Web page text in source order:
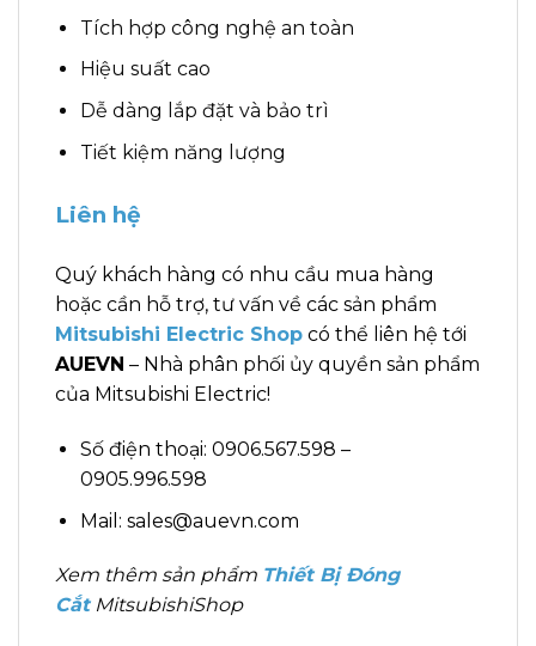
Tích hợp công nghệ an toàn
Hiệu suất cao
Dễ dàng lắp đặt và bảo trì
Tiết kiệm năng lượng
Liên hệ
Quý khách hàng có nhu cầu mua hàng
hoặc cần hỗ trợ, tư vấn về các sản phẩm
Mitsubishi Electric Shop có thể liên hệ tới
AUEVN – Nhà phân phối ủy quyền sản phẩm
của Mitsubishi Electric!
Số điện thoại: 0906.567.598 –
0905.996.598
Mail: sales@auevn.com
Xem thêm sản phẩm Thiết Bị Đóng
CắtMitsubishiShop